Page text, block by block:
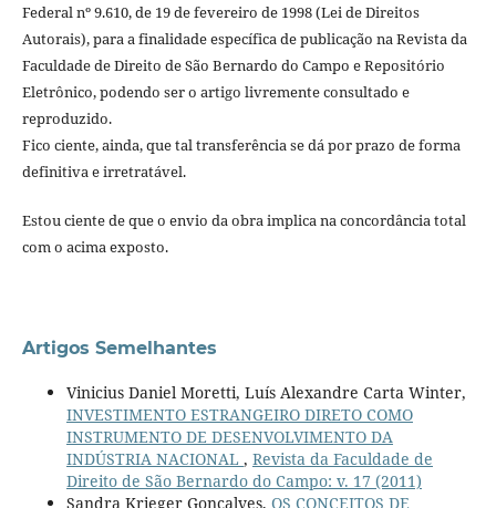
Federal nº 9.610, de 19 de fevereiro de 1998 (Lei de Direitos
Autorais), para a finalidade específica de publicação na Revista da
Faculdade de Direito de São Bernardo do Campo e Repositório
Eletrônico, podendo ser o artigo livremente consultado e
reproduzido.
Fico ciente, ainda, que tal transferência se dá por prazo de forma
definitiva e irretratável.
Estou ciente de que o envio da obra implica na concordância total
com o acima exposto.
Artigos Semelhantes
Vinicius Daniel Moretti, Luís Alexandre Carta Winter,
INVESTIMENTO ESTRANGEIRO DIRETO COMO
INSTRUMENTO DE DESENVOLVIMENTO DA
INDÚSTRIA NACIONAL , Revista da Faculdade de
Direito de São Bernardo do Campo: v. 17 (2011)
Sandra Krieger Gonçalves, OS CONCEITOS DE